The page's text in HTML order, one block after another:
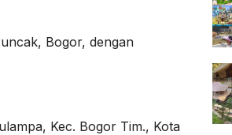
Bogor, dengan
Kec. Bogor Tim., Kota